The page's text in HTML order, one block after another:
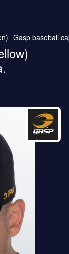
Gasp baseball